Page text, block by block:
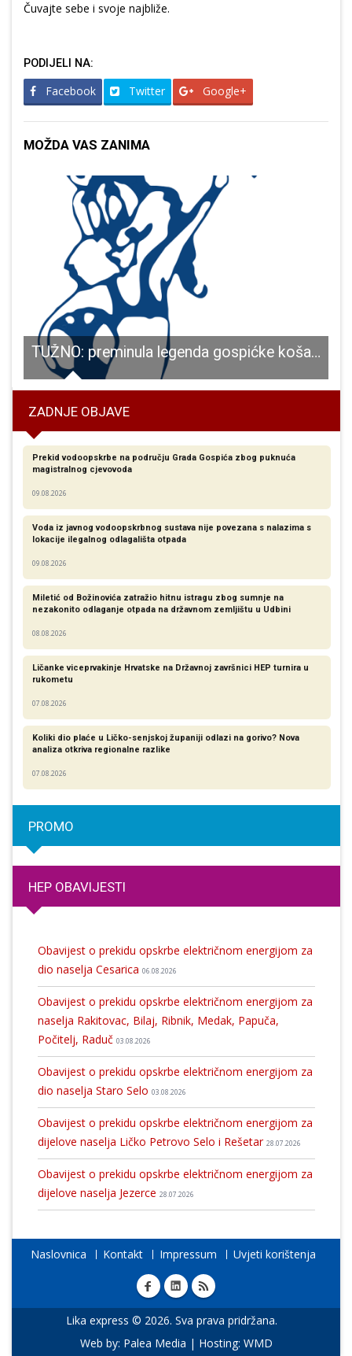
Čuvajte sebe i svoje najbliže.
PODIJELI NA:
Facebook Twitter Google+
MOŽDA VAS ZANIMA
TUŽNO: preminula legenda gospićke košarke Mirjana Tabak Kovčo
ZADNJE OBJAVE
Prekid vodoopskrbe na području Grada Gospića zbog puknuća
magistralnog cjevovoda
09.08.2026
Voda iz javnog vodoopskrbnog sustava nije povezana s nalazima s
lokacije ilegalnog odlagališta otpada
09.08.2026
Miletić od Božinovića zatražio hitnu istragu zbog sumnje na
nezakonito odlaganje otpada na državnom zemljištu u Udbini
08.08.2026
Ličanke viceprvakinje Hrvatske na Državnoj završnici HEP turnira u
rukometu
07.08.2026
Koliki dio plaće u Ličko-senjskoj županiji odlazi na gorivo? Nova
analiza otkriva regionalne razlike​
07.08.2026
PROMO
HEP OBAVIJESTI
Obavijest o prekidu opskrbe električnom energijom za
dio naselja Cesarica 06.08.2026
Obavijest o prekidu opskrbe električnom energijom za
naselja Rakitovac, Bilaj, Ribnik, Medak, Papuča,
Počitelj, Raduč 03.08.2026
Obavijest o prekidu opskrbe električnom energijom za
dio naselja Staro Selo 03.08.2026
Obavijest o prekidu opskrbe električnom energijom za
dijelove naselja Ličko Petrovo Selo i Rešetar 28.07.2026
Obavijest o prekidu opskrbe električnom energijom za
dijelove naselja Jezerce 28.07.2026
Naslovnica Kontakt Impressum Uvjeti korištenja
Lika express © 2026. Sva prava pridržana.
Web by: Palea Media | Hosting: WMD